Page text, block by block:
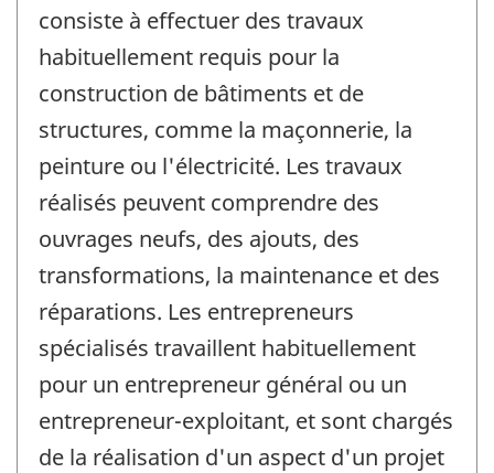
consiste à effectuer des travaux
habituellement requis pour la
construction de bâtiments et de
structures, comme la maçonnerie, la
peinture ou l'électricité. Les travaux
réalisés peuvent comprendre des
ouvrages neufs, des ajouts, des
transformations, la maintenance et des
réparations. Les entrepreneurs
spécialisés travaillent habituellement
pour un entrepreneur général ou un
entrepreneur-exploitant, et sont chargés
de la réalisation d'un aspect d'un projet